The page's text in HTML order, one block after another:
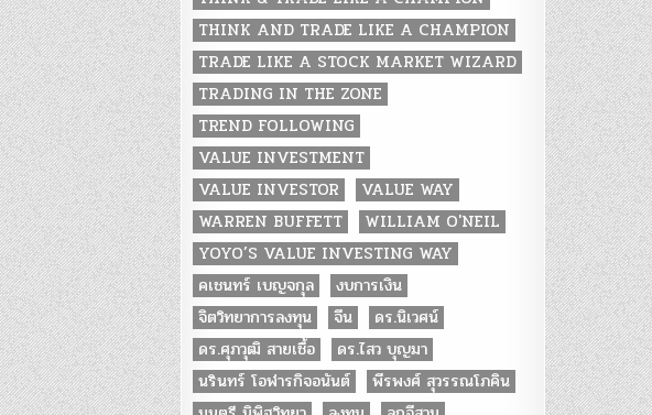
THINK AND TRADE LIKE A CHAMPION
TRADE LIKE A STOCK MARKET WIZARD
TRADING IN THE ZONE
TREND FOLLOWING
VALUE INVESTMENT
VALUE INVESTOR
VALUE WAY
WARREN BUFFETT
WILLIAM O'NEIL
YOYO’S VALUE INVESTING WAY
คเชนทร์ เบญจกุล
งบการเงิน
จิตวิทยาการลงทุน
จีน
ดร.นิเวศน์
ดร.ศุภวุฒิ สายเชื้อ
ดร.ไสว บุญมา
นรินทร์ โอฬารกิจอนันต์
พีรพงศ์ สุวรรณโภคิน